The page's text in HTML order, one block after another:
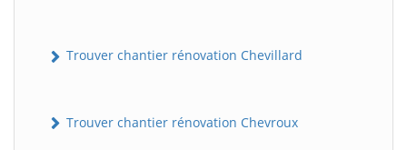
Trouver chantier rénovation Chevillard
Trouver chantier rénovation Chevroux